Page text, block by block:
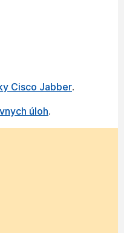
Cisco Jabber.
úloh.